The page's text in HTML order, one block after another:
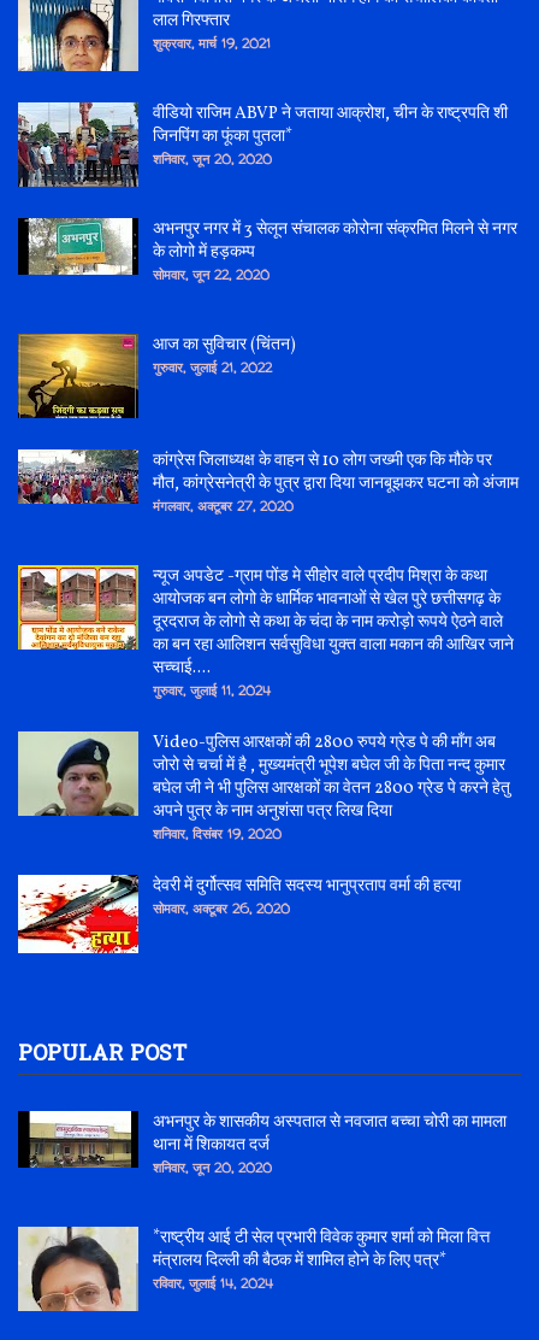
लाल गिरफ्तार
शुक्रवार, मार्च 19, 2021
वीडियो राजिम ABVP ने जताया आक्रोश, चीन के राष्ट्रपति शी
जिनपिंग का फूंका पुतला*
शनिवार, जून 20, 2020
अभनपुर नगर में 3 सेलून संचालक कोरोना संक्रमित मिलने से नगर
के लोगो में हड़कम्प
सोमवार, जून 22, 2020
आज का सुविचार (चिंतन)
गुरुवार, जुलाई 21, 2022
कांग्रेस जिलाध्यक्ष के वाहन से 10 लोग जख्मी एक कि मौके पर
मौत, कांग्रेसनेत्री के पुत्र द्वारा दिया जानबूझकर घटना को अंजाम
मंगलवार, अक्टूबर 27, 2020
न्यूज अपडेट -ग्राम पोंड मे सीहोर वाले प्रदीप मिश्रा के कथा
आयोजक बन लोगो के धार्मिक भावनाओं से खेल पुरे छत्तीसगढ़ के
दूरदराज के लोगो से कथा के चंदा के नाम करोड़ो रूपये ऐठने वाले
का बन रहा आलिशन सर्वसुविधा युक्त वाला मकान की आखिर जाने
सच्चाई....
गुरुवार, जुलाई 11, 2024
Video-पुलिस आरक्षकों की 2800 रुपये ग्रेड पे की माँग अब
जोरो से चर्चा में है , मुख्यमंत्री भूपेश बघेल जी के पिता नन्द कुमार
बघेल जी ने भी पुलिस आरक्षकों का वेतन 2800 ग्रेड पे करने हेतु
अपने पुत्र के नाम अनुशंसा पत्र लिख दिया
शनिवार, दिसंबर 19, 2020
देवरी में दुर्गोत्सव समिति सदस्य भानुप्रताप वर्मा की हत्या
सोमवार, अक्टूबर 26, 2020
POPULAR POST
अभनपुर के शासकीय अस्पताल से नवजात बच्चा चोरी का मामला
थाना में शिकायत दर्ज
शनिवार, जून 20, 2020
*राष्ट्रीय आई टी सेल प्रभारी विवेक कुमार शर्मा को मिला वित्त
मंत्रालय दिल्ली की बैठक में शामिल होने के लिए पत्र*
रविवार, जुलाई 14, 2024